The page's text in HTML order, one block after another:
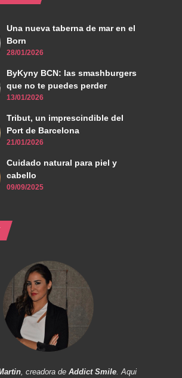
Una nueva taberna de mar en el
Born
28/01/2026
ByKyny BCN: las smashburgers
que no te puedes perder
13/01/2026
Tribut, un imprescindible del
Port de Barcelona
21/01/2026
Cuidado natural para piel y
cabello
09/09/2025
, creadora de Addict Smile. Aqui